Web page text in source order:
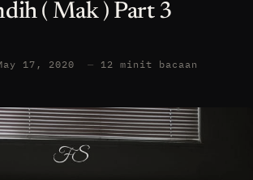
( Mak ) Part 3
17, 2020 — 12 minit bacaan